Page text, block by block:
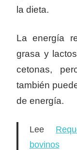
la dieta.
La energía
grasa y
cetonas,
también
de energía.
Lee
bovinos